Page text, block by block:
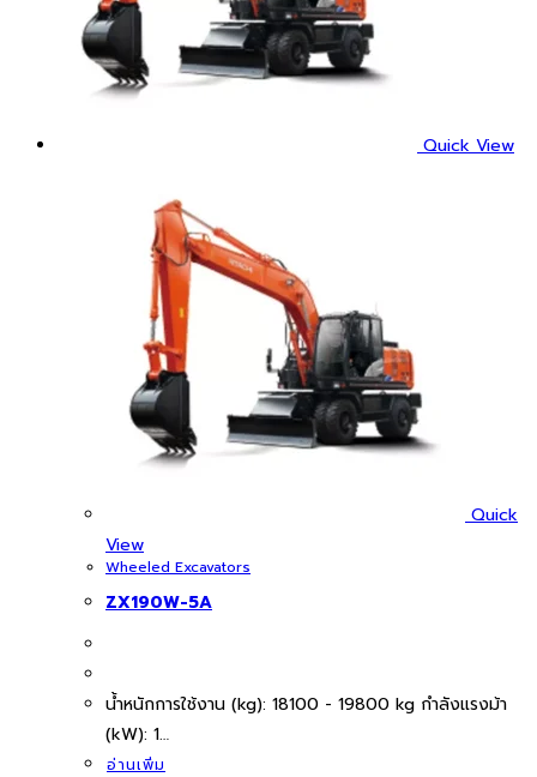
Quick View
Quick
View
Wheeled Excavators
ZX190W-5A
นํ้าหนักการใช้งาน (kg): 18100 - 19800 kg กำลังแรงม้า
(kW): 1…
อ่านเพิ่ม